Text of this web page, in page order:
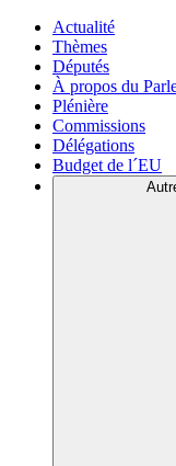
Actualité
Thèmes
Députés
À propos du
Plénière
Commissions
Délégations
Budget de l´EU